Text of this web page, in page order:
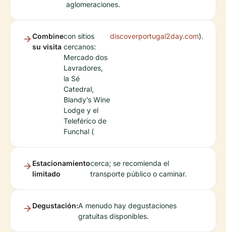
aglomeraciones.
Combine
su visita
con sitios
cercanos:
Mercado dos
Lavradores,
la Sé
Catedral,
Blandy’s Wine
Lodge y el
Teleférico de
Funchal (
discoverportugal2day.com).
Estacionamiento
limitado
cerca; se recomienda el
transporte público o caminar.
Degustación:A menudo hay degustaciones
gratuitas disponibles.